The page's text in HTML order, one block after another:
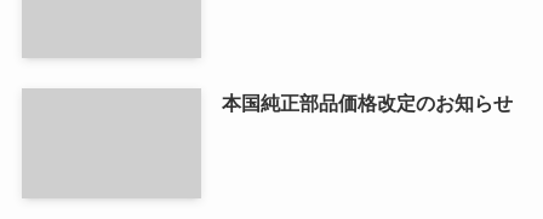
本国純正部品価格改定のお知らせ